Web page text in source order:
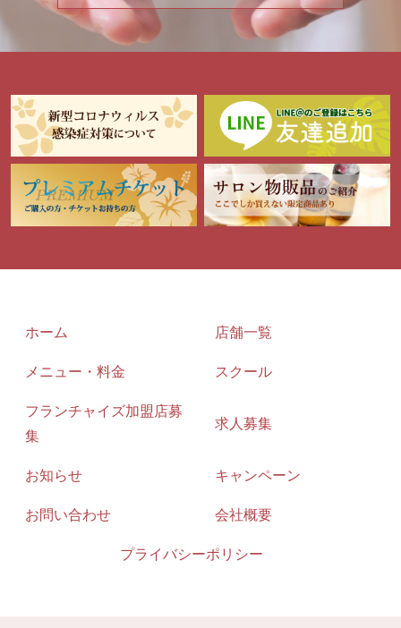
ホーム
店舗一覧
メニュー・料金
スクール
フランチャイズ加盟店募
集
求人募集
お知らせ
キャンペーン
お問い合わせ
会社概要
プライバシーポリシー